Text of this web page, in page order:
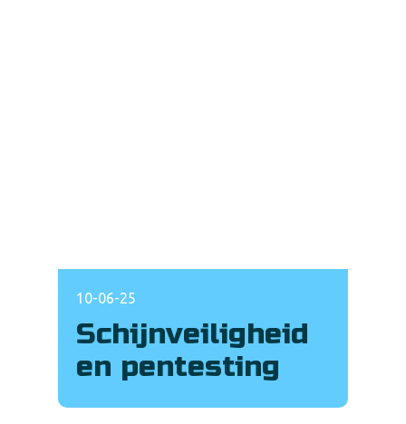
10-06-25
Schijnveiligheid
en pentesting